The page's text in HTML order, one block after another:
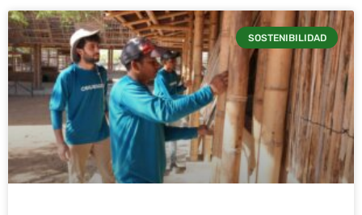
SOSTENIBILIDAD